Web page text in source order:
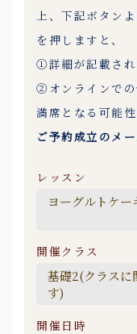
上、下記ボタン
を押しますと、
①詳細が記載され
②オンラインでの
満席となる可能
ご予約成立のメ
レッスン
開催クラス
開催日時